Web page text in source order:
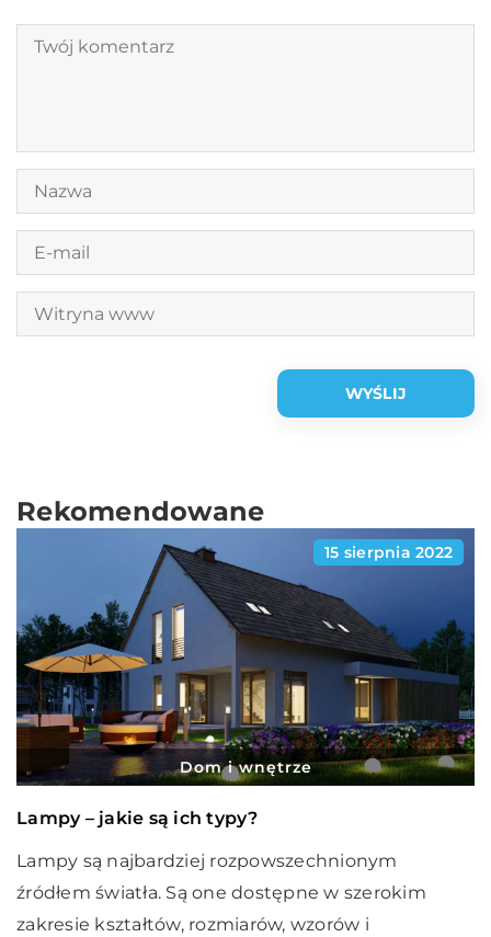
Rekomendowane
15 sierpnia 2022
Dom i wnętrze
Lampy – jakie są ich typy?
Lampy są najbardziej rozpowszechnionym
źródłem światła. Są one dostępne w szerokim
zakresie kształtów, rozmiarów, wzorów i